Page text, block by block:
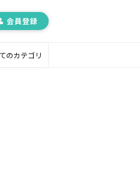
会員登録
のカテゴリ